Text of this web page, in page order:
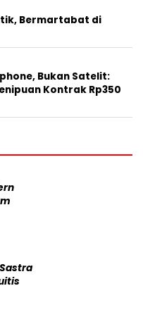
Bermartabat di
Bukan Satelit:
Kontrak Rp350